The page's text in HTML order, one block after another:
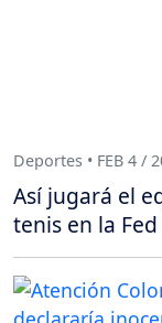
Deportes • FEB 4 /
Así jugará el
tenis en la Fed